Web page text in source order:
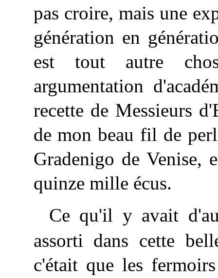
pas croire, mais une
génération en
est tout autre
argumentation
recette de Messieurs
de mon beau fil de
Gradenigo de Venise,
quinze mille écus.
Ce qu'il y avait
assorti dans cette
c'était que les